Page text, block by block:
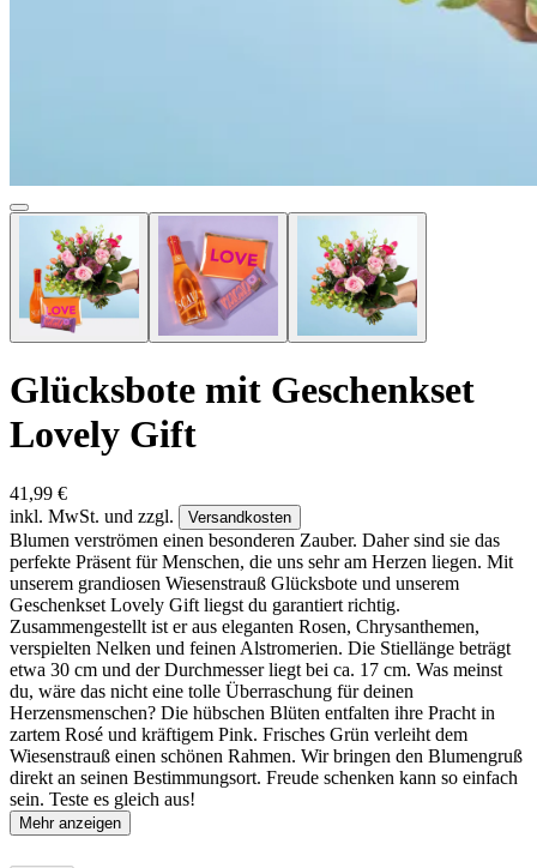
Glücksbote mit Geschenkset
Lovely Gift
41,99 €
inkl. MwSt. und zzgl.
Versandkosten
Blumen verströmen einen besonderen Zauber. Daher sind sie das
perfekte Präsent für Menschen, die uns sehr am Herzen liegen. Mit
unserem grandiosen Wiesenstrauß Glücksbote und unserem
Geschenkset Lovely Gift liegst du garantiert richtig.
Zusammengestellt ist er aus eleganten Rosen, Chrysanthemen,
verspielten Nelken und feinen Alstromerien. Die Stiellänge beträgt
etwa 30 cm und der Durchmesser liegt bei ca. 17 cm. Was meinst
du, wäre das nicht eine tolle Überraschung für deinen
Herzensmenschen? Die hübschen Blüten entfalten ihre Pracht in
zartem Rosé und kräftigem Pink. Frisches Grün verleiht dem
Wiesenstrauß einen schönen Rahmen. Wir bringen den Blumengruß
direkt an seinen Bestimmungsort. Freude schenken kann so einfach
sein. Teste es gleich aus!
Mehr anzeigen